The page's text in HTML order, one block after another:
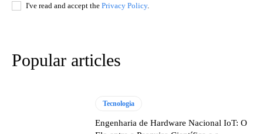
I've read and accept the Privacy Policy.
Popular articles
Tecnologia
Engenharia de Hardware Nacional IoT: O